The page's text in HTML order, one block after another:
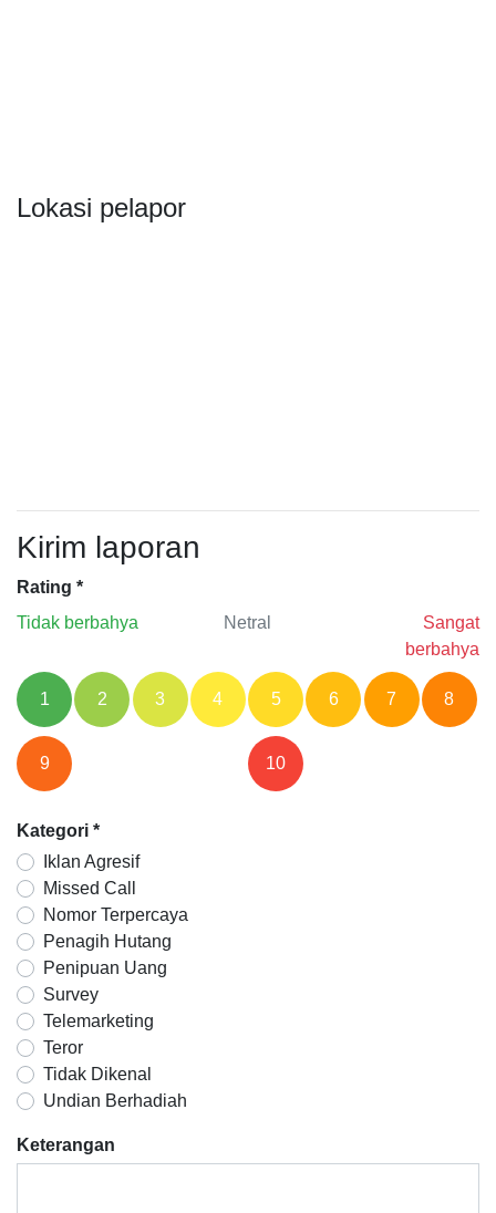
Lokasi pelapor
Kirim laporan
Rating *
Tidak berbahya
Netral
Sangat
berbahya
1 2 3 4 5 6 7 8
9 10
Kategori *
Iklan Agresif
Missed Call
Nomor Terpercaya
Penagih Hutang
Penipuan Uang
Survey
Telemarketing
Teror
Tidak Dikenal
Undian Berhadiah
Keterangan